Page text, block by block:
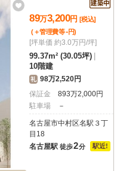
89万3,200円 [税込]
(＋管理費等-円)
[坪単価 約3.0万円/坪]
99.37m² (30.05坪)
10階建
礼 98万2,520円
保証金
893万2,000円
駐車場
－
名古屋市中村区名駅３丁
目18
名古屋駅 徒歩2分 駅近!